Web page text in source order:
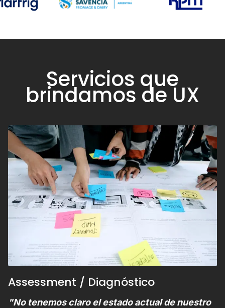
Servicios que
brindamos de UX
Assessment / Diagnóstico
"No tenemos claro el estado actual de nuestro